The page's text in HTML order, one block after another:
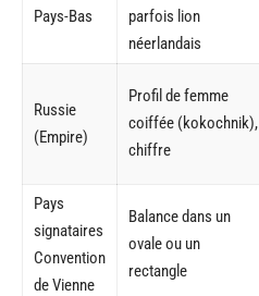
Pays-Bas
parfois lion
néerlandais
Russie
(Empire)
Profil de femme
coiffée (kokochnik),
chiffre
Pays
signataires
Convention
de Vienne
Balance dans un
ovale ou un
rectangle